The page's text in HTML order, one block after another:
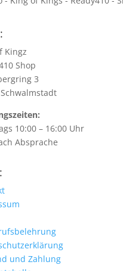
Kingz
Shop
3
10:00 – 16:00 Uhr
Absprache
und Zahlung